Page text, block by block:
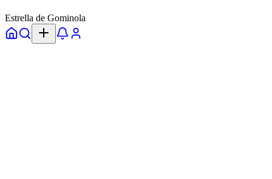
Estrella de Gominola
InicioExplorar Alertas